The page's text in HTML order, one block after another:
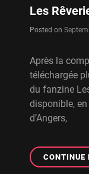
Les
Posted on
Après la
téléchargée
du fanzine
disponible,
d’Angers,
CONTINUE